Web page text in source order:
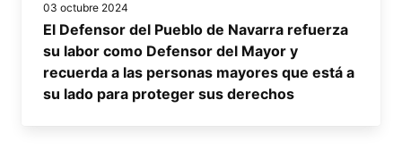
03 octubre 2024
El Defensor del Pueblo de Navarra refuerza
su labor como Defensor del Mayor y
recuerda a las personas mayores que está a
su lado para proteger sus derechos